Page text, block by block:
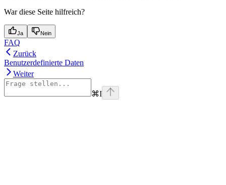
War diese Seite hilfreich?
Ja Nein
FAQ
Zurück
Benutzerdefinierte Daten
Weiter
⌘I